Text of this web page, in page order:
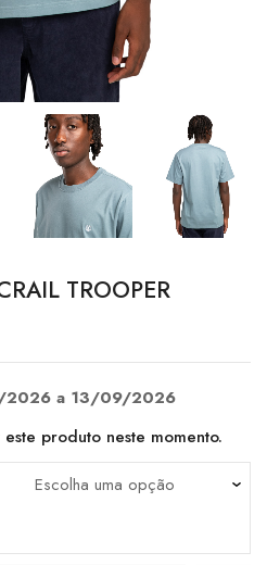
TROOPER
2026 a 13/09/2026
produto neste momento.